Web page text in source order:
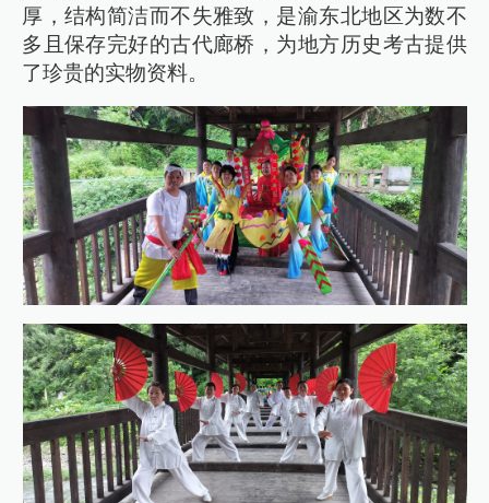
厚，结构简洁而不失雅致，是渝东北地区为数不
多且保存完好的古代廊桥，为地方历史考古提供
了珍贵的实物资料。